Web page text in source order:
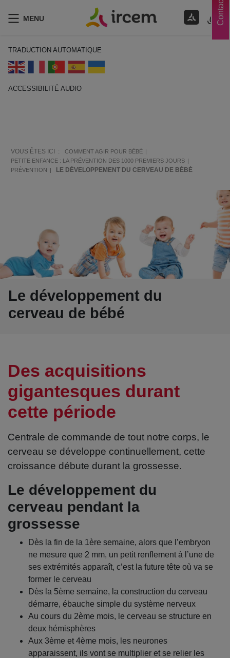
Contacts
MENU
TRADUCTION AUTOMATIQUE
ACCESSIBILITÉ AUDIO
VOUS ÊTES ICI :
COMMENT AGIR POUR BÉBÉ
PETITE ENFANCE : LA PRÉVENTION DES 1000 PREMIERS JOURS
PRÉVENTION
LE DÉVELOPPEMENT DU CERVEAU DE BÉBÉ
Le développement du
cerveau de bébé
Des acquisitions
gigantesques durant
cette période
Centrale de commande de tout notre corps, le
cerveau se développe continuellement, cette
croissance débute durant la grossesse.
Le développement du
cerveau pendant la
grossesse
Dès la fin de la 1ère semaine, alors que l’embryon
ne mesure que 2 mm, un petit renflement à l’une de
ses extrémités apparaît, c’est la future tête où va se
former le cerveau
Dès la 5ème semaine, la construction du cerveau
démarre, ébauche simple du système nerveux
Au cours du 2ème mois, le cerveau se structure en
deux hémisphères
Aux 3ème et 4ème mois, les neurones
apparaissent, ils vont se multiplier et se relier les